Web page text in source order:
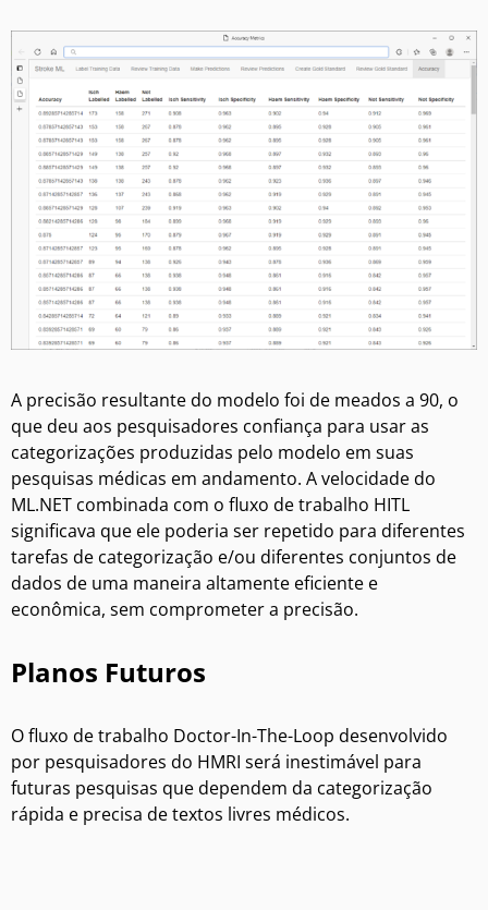
A precisão resultante do modelo foi de meados a 90, o
que deu aos pesquisadores confiança para usar as
categorizações produzidas pelo modelo em suas
pesquisas médicas em andamento. A velocidade do
ML.NET combinada com o fluxo de trabalho HITL
significava que ele poderia ser repetido para diferentes
tarefas de categorização e/ou diferentes conjuntos de
dados de uma maneira altamente eficiente e
econômica, sem comprometer a precisão.
Planos Futuros
O fluxo de trabalho Doctor-In-The-Loop desenvolvido
por pesquisadores do HMRI será inestimável para
futuras pesquisas que dependem da categorização
rápida e precisa de textos livres médicos.